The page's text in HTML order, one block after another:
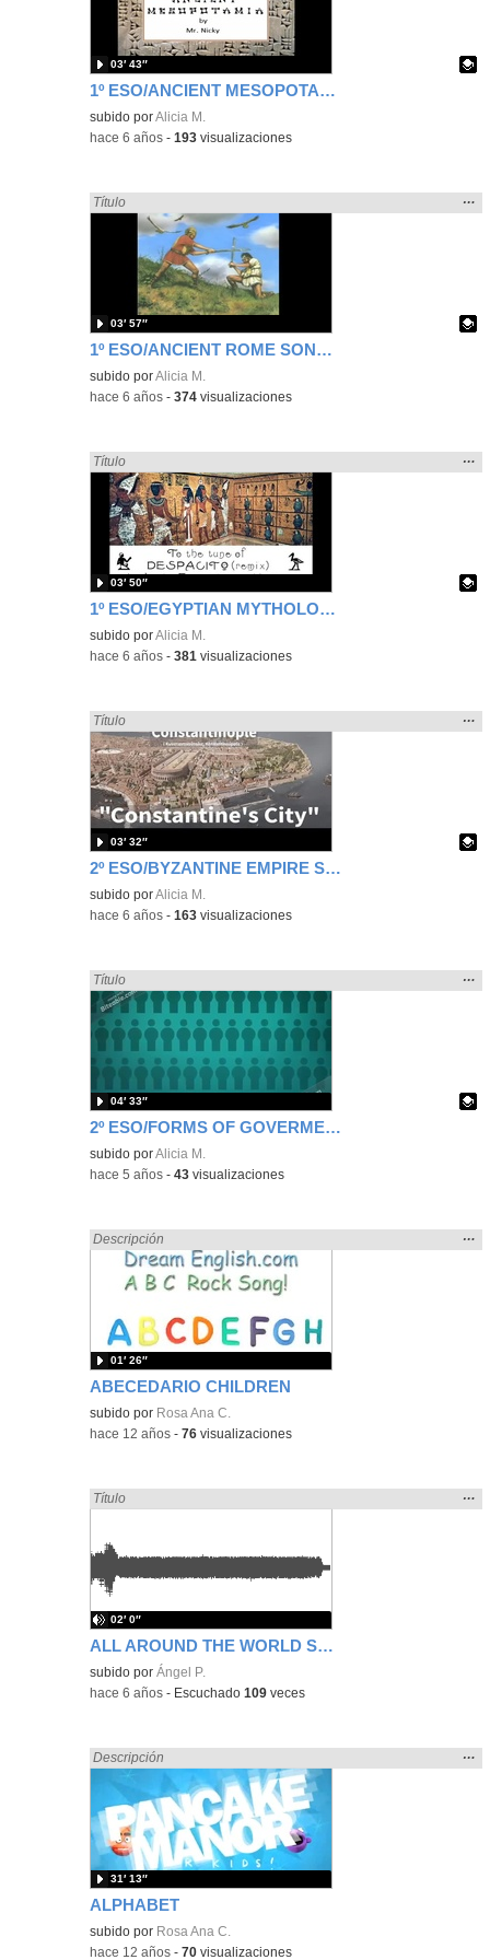
1º ESO/ANCIENT MESOPOTAMIA SONG
Contenido educativo.
subido porAlicia M.
03′ 43″
-hace 6 años -193 visualizaciones
1º ESO/ANCIENT ROME SONG BY MISTER NICKY
Encontrado «song» en:
Título
la
…
Contenido educativo.
subido porAlicia M.
03′ 57″
-hace 6 años -374 visualizaciones
1º ESO/EGYPTIAN MYTHOLOGY SONG
Encontrado «song» en:
Título
la
…
Contenido educativo.
subido porAlicia M.
03′ 50″
-hace 6 años -381 visualizaciones
2º ESO/BYZANTINE EMPIRE SONG BY MISTER NICKY
Encontrado «song» en:
Título
la
…
Contenido educativo.
subido porAlicia M.
03′ 32″
-hace 6 años -163 visualizaciones
2º ESO/FORMS OF GOVERMENT SONG
Encontrado «song» en:
Título
la
…
Contenido educativo.
subido porAlicia M.
04′ 33″
-hace 5 años -43 visualizaciones
ABECEDARIO CHILDREN
Encontrado «song» en:
Descripción
la
…
subido por Rosa Ana C.
01′ 26″
-hace 12 años -76 visualizaciones
ALL AROUND THE WORLD SONG
Encontrado «song» en:
Título
la
…
subido porÁngel P.
02′ 0″
-hace 6 años - Escuchado109 veces
ALPHABET
Encontrado «song» en:
Descripción
la
…
subido por Rosa Ana C.
31′ 13″
-hace 12 años -70 visualizaciones